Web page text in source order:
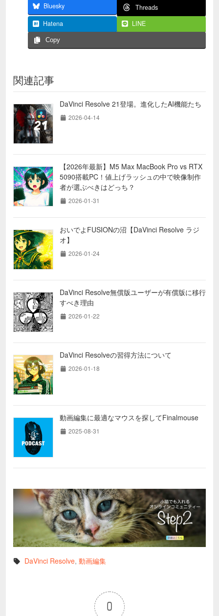
Bluesky
Threads
Hatena
LINE
Copy
関連記事
DaVinci Resolve 21登場。進化したAI機能たち
2026-04-14
【2026年最新】M5 Max MacBook Pro vs RTX
5090搭載PC！値上げラッシュの中で映像制作
者が選ぶべきはどっち？
2026-01-31
おいでよFUSIONの沼【DaVinci Resolve ラジ
オ】
2026-01-24
DaVinci Resolve無償版ユーザーが有償版に移行
すべき理由
2026-01-22
DaVinci Resolveの習得方法について
2026-01-18
動画編集に最適なマウスを探してFinalmouse
2025-08-31
DaVinci Resolve, 動画編集
0